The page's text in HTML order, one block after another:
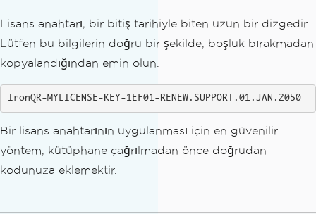
Lisans anahtarı, bir bitiş tarihiyle biten uzun bir dizgedir.
Lütfen bu bilgilerin doğru bir şekilde, boşluk bırakmadan
kopyalandığından emin olun.
IronQR-MYLICENSE-KEY-1EF01-RENEW.SUPPORT.01.JAN.2050
Bir lisans anahtarının uygulanması için en güvenilir
yöntem, kütüphane çağrılmadan önce doğrudan
kodunuza eklemektir.